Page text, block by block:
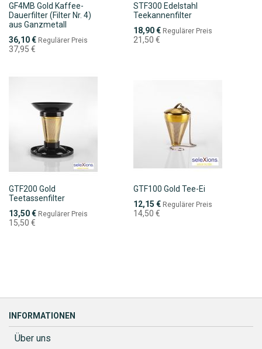
GF4MB Gold Kaffee-
Dauerfilter (Filter Nr. 4)
aus Ganzmetall
Sonderpreis
36,10 € Regulärer Preis
37,95 €
STF300 Edelstahl
Teekannenfilter
Sonderpreis
18,90 € Regulärer Preis
21,50 €
GTF200 Gold
Teetassenfilter
Sonderpreis
13,50 € Regulärer Preis
15,50 €
GTF100 Gold Tee-Ei
Sonderpreis
12,15 € Regulärer Preis
14,50 €
INFORMATIONEN
Über uns